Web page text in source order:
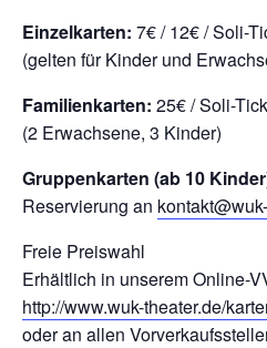
Einzelkarten: 7€ / 12€ / Soli-
(gelten für Kinder und
Familienkarten: 25€ / Soli-
(2 Erwachsene, 3 Kinder)
Gruppenkarten (ab 10
Reservierung an
Freie Preiswahl
Erhältlich in unserem Online-
http://www.wuk-theater.de/
oder an allen